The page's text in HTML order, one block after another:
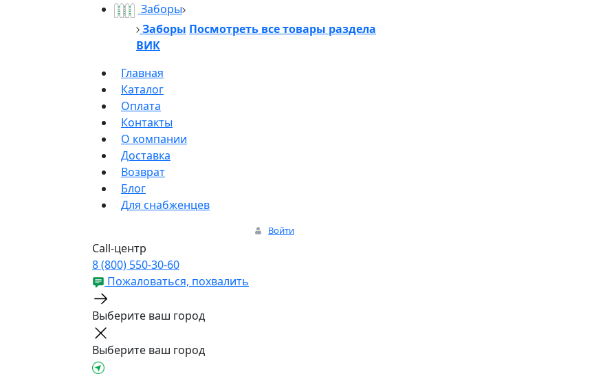
Заборы
Заборы Посмотреть все товары раздела
ВИК
Главная
Каталог
Оплата
Контакты
О компании
Доставка
Возврат
Блог
Для снабженцев
Войти
Call-центр
8 (800) 550-30-60
Пожаловаться, похвалить
Выберите ваш город
Выберите ваш город